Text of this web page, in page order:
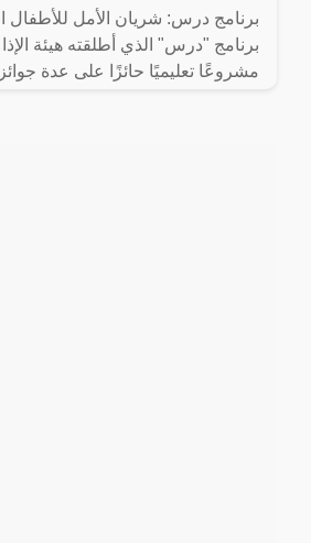
برنامج درس: شريان الأمل للأطفال
مشروعًا تعليميًا حائزًا على عدة